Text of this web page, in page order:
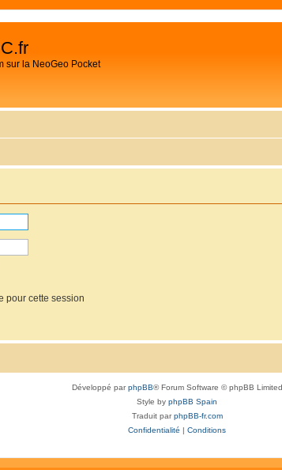
sur la NeoGeo Pocket
pour cette session
Développé parphpBB® Forum Software © phpBB Limited
Style by phpBB Spain
Traduit parphpBB-fr.com
Confidentialité
Conditions